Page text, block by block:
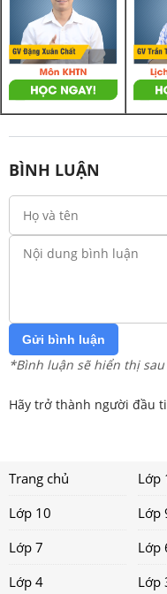
BÌNH LUẬN
Gửi bình luận
*Bình luận sẽ hiển thị
Hãy trở thành người đầu
Trang chủ Lớp
Lớp 10
Lớp
Lớp 7
Lớp
Lớp 4
Lớp